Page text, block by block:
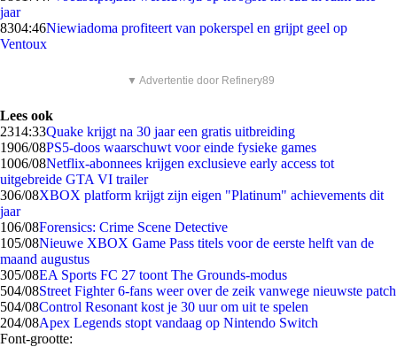
jaar
8304:46Niewiadoma profiteert van pokerspel en grijpt geel op
Ventoux
▼ Advertentie door Refinery89
Lees ook
2314:33Quake krijgt na 30 jaar een gratis uitbreiding
1906/08PS5-doos waarschuwt voor einde fysieke games
1006/08Netflix-abonnees krijgen exclusieve early access tot
uitgebreide GTA VI trailer
306/08XBOX platform krijgt zijn eigen "Platinum" achievements dit
jaar
106/08Forensics: Crime Scene Detective
105/08Nieuwe XBOX Game Pass titels voor de eerste helft van de
maand augustus
305/08EA Sports FC 27 toont The Grounds-modus
504/08Street Fighter 6-fans weer over de zeik vanwege nieuwste patch
504/08Control Resonant kost je 30 uur om uit te spelen
204/08Apex Legends stopt vandaag op Nintendo Switch
Font-grootte: